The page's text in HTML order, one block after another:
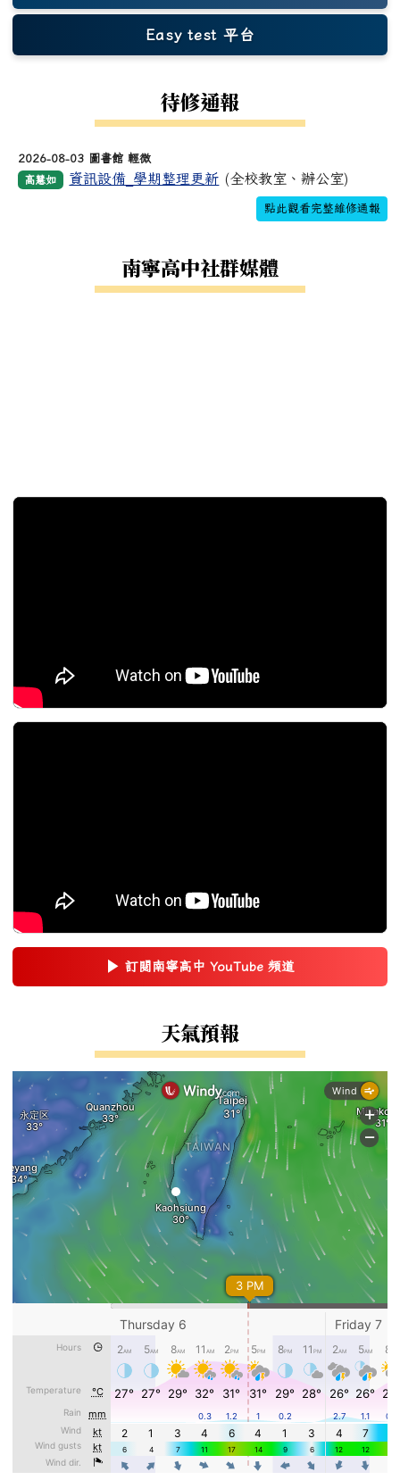
Easy test 平台
(另開新視窗)
待修通報
2026-08-03 圖書館 輕微
高慧如 資訊設備_學期整理更新 (全校教室、辦公室)
點此觀看完整維修通報
南寧高中社群媒體
▶ 訂閱南寧高中 YouTube 頻道
(另開新視窗)
天氣預報